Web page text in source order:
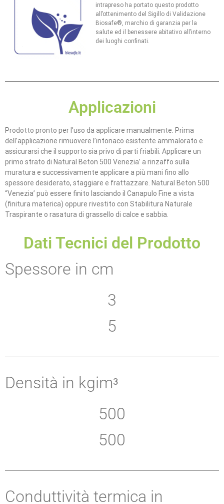
intrapreso ha portato questo prodotto
all’ottenimento del Sigillo di Validazione
Biosafe®, marchio di garanzia per la
salute ed il benessere abitativo all’interno
dei luoghi confinati.
Applicazioni
Prodotto pronto per l’uso da applicare manualmente. Prima
dell’applicazione rimuovere l’intonaco esistente ammalorato e
assicurarsi che il supporto sia privo di parti friabili. Applicare un
primo strato di Natural Beton 500 Venezia’ a rinzaffo sulla
muratura e successivamente applicare a più mani fino allo
spessore desiderato, staggiare e frattazzare. Natural Beton 500
“Venezia’ può essere finito lasciando il Canapulo Fine a vista
(finitura materica) oppure rivestito con Stabilitura Naturale
Traspirante o rasatura di grassello di calce e sabbia.
Dati Tecnici del Prodotto
Spessore in cm
3
5
Densità in kgimᵌ
500
500
Conduttività termica in